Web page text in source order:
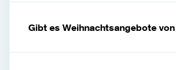
Gibt es Weihnachtsangebote